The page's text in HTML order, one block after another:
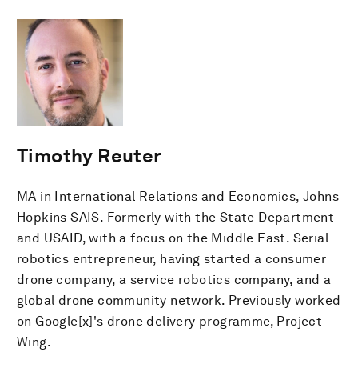
Timothy Reuter
MA in International Relations and Economics, Johns
Hopkins SAIS. Formerly with the State Department
and USAID, with a focus on the Middle East. Serial
robotics entrepreneur, having started a consumer
drone company, a service robotics company, and a
global drone community network. Previously worked
on Google[x]'s drone delivery programme, Project
Wing.